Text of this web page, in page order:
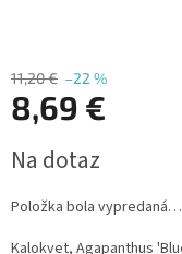
11,20 € –22 %
8,69 €
cena:
Na dotaz
Položka bola vypredaná…
Kalokvet, Agapanthus